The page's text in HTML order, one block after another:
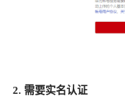
2. 需要实名认证